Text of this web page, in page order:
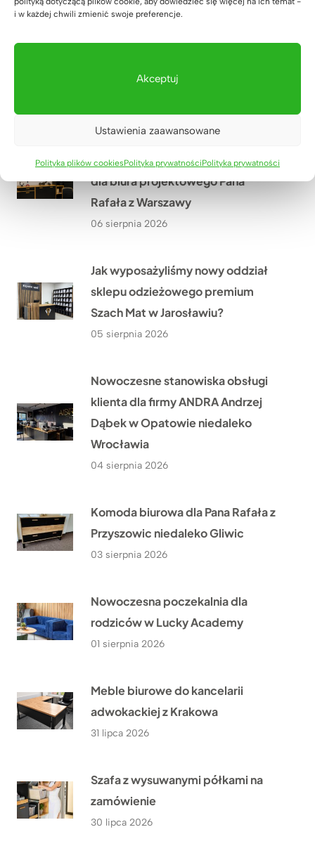
i w każdej chwili zmienić swoje preferencje.
Akceptuj
Ustawienia zaawansowane
Polityka plików cookiesPolityka prywatnościPolityka prywatności
31 lipca 2026
Drewniane meble w połączeniu z
czernią i mapa świata – realizacja
dla biura projektowego Pana
Rafała z Warszawy
06 sierpnia 2026
Jak wyposażyliśmy nowy oddział
sklepu odzieżowego premium
Szach Mat w Jarosławiu?
05 sierpnia 2026
Nowoczesne stanowiska obsługi
klienta dla firmy ANDRA Andrzej
Dąbek w Opatowie niedaleko
Wrocławia
04 sierpnia 2026
Komoda biurowa dla Pana Rafała z
Przyszowic niedaleko Gliwic
03 sierpnia 2026
Nowoczesna poczekalnia dla
rodziców w Lucky Academy
01 sierpnia 2026
Meble biurowe do kancelarii
adwokackiej z Krakowa
31 lipca 2026
Szafa z wysuwanymi półkami na
zamówienie
30 lipca 2026